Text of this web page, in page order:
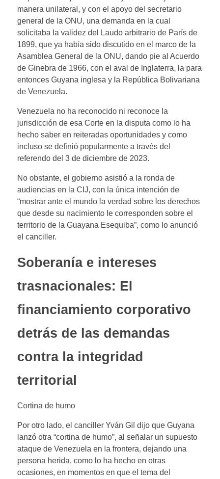
manera unilateral, y con el apoyo del secretario
general de la ONU, una demanda en la cual
solicitaba la validez del Laudo arbitrario de París de
1899, que ya había sido discutido en el marco de la
Asamblea General de la ONU, dando pie al Acuerdo
de Ginebra de 1966, con el aval de Inglaterra, la para
entonces Guyana inglesa y la República Bolivariana
de Venezuela.
Venezuela no ha reconocido ni reconoce la
jurisdicción de esa Corte en la disputa como lo ha
hecho saber en reiteradas oportunidades y como
incluso se definió popularmente a través del
referendo del 3 de diciembre de 2023.
No obstante, el gobierno asistió a la ronda de
audiencias en la CIJ, con la única intención de
“mostrar ante el mundo la verdad sobre los derechos
que desde su nacimiento le corresponden sobre el
territorio de la Guayana Esequiba”, como lo anunció
el canciller.
Soberanía e intereses
trasnacionales: El
financiamiento corporativo
detrás de las demandas
contra la integridad
territorial
Cortina de humo
Por otro lado, el canciller Yván Gil dijo que Guyana
lanzó otra “cortina de humo”, al señalar un supuesto
ataque de Venezuela en la frontera, dejando una
persona herida, como lo ha hecho en otras
ocasiones, en momentos en que el tema del